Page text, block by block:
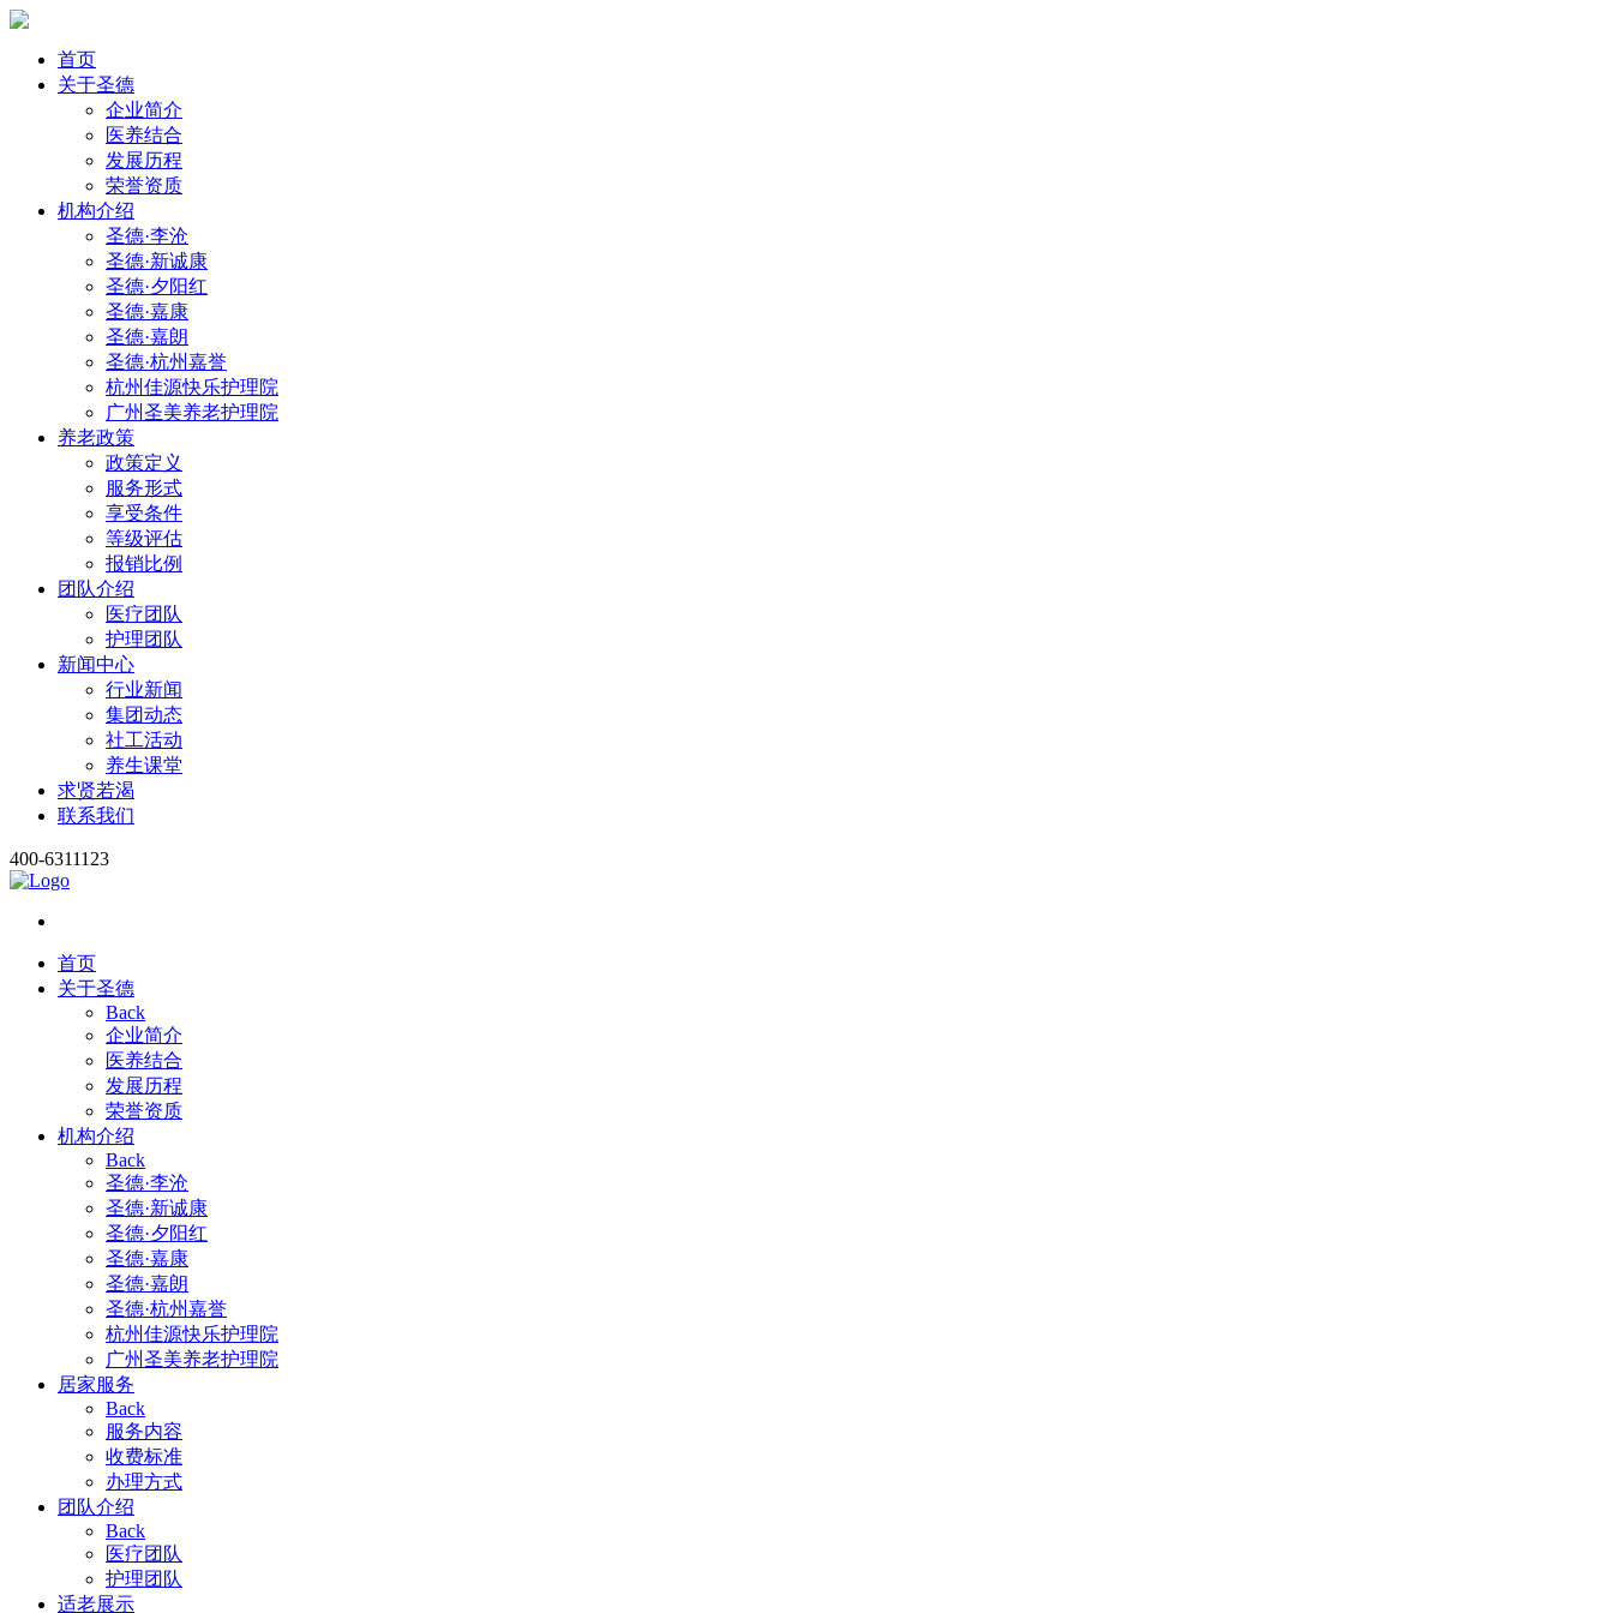
首页
关于圣德
企业简介
医养结合
发展历程
荣誉资质
机构介绍
圣德·李沧
圣德·新诚康
圣德·夕阳红
圣德·嘉康
圣德·嘉朗
圣德·杭州嘉誉
杭州佳源快乐护理院
广州圣美养老护理院
养老政策
政策定义
服务形式
享受条件
等级评估
报销比例
团队介绍
医疗团队
护理团队
新闻中心
行业新闻
集团动态
社工活动
养生课堂
求贤若渴
联系我们
400-6311123
首页
关于圣德
Back
企业简介
医养结合
发展历程
荣誉资质
机构介绍
Back
圣德·李沧
圣德·新诚康
圣德·夕阳红
圣德·嘉康
圣德·嘉朗
圣德·杭州嘉誉
杭州佳源快乐护理院
广州圣美养老护理院
居家服务
Back
服务内容
收费标准
办理方式
团队介绍
Back
医疗团队
护理团队
适老展示